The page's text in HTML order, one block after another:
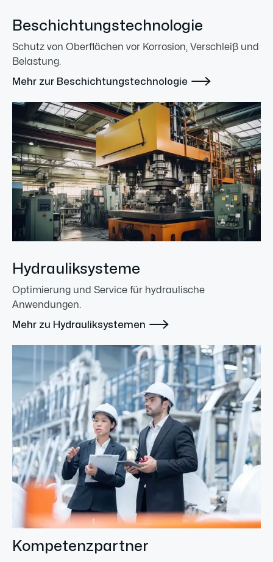
Beschichtungstechnologie
Schutz von Oberflächen vor Korrosion, Verschleiß und
Belastung.
Mehr zur Beschichtungstechnologie 
Hydrauliksysteme
Optimierung und Service für hydraulische
Anwendungen.
Mehr zu Hydrauliksystemen 
Kompetenzpartner